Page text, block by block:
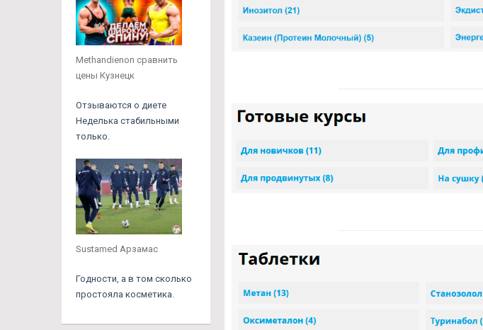
Methandienon сравнить
цены Кузнецк
Отзываются о диете
Неделька стабильными
только.
Sustamed Арзамас
Годности, а в том сколько
простояла косметика.